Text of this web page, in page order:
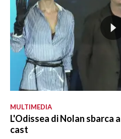
MULTIMEDIA
L'Odissea di Nolan sbarca
cast